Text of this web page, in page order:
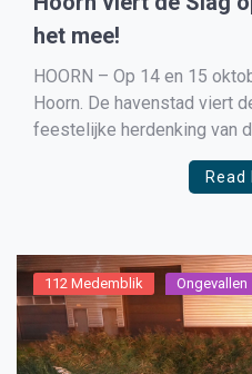
het mee!
HOORN – Op 14 en 15
Hoorn. De havenstad viert
feestelijke herdenking van
Een weekend lang bruist
gratis activiteiten voor Read
112 Medemblik Ongevallen